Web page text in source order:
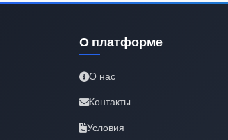
О платформе
О нас
Контакты
Условия